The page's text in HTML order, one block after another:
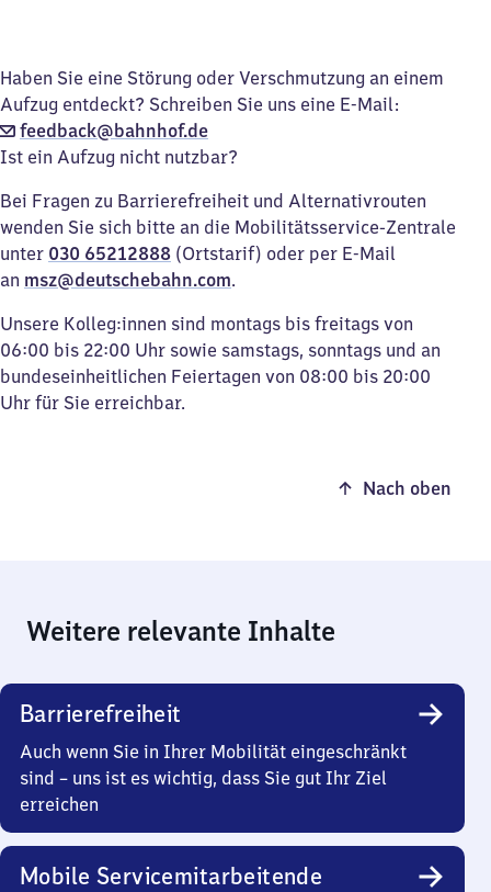
Haben Sie eine Störung oder Verschmutzung an einem
Aufzug entdeckt? Schreiben Sie uns eine E-Mail:
feedback@bahnhof.de
Ist ein Aufzug nicht nutzbar?
Bei Fragen zu Barrierefreiheit und Alternativrouten
wenden Sie sich bitte an die Mobilitätsservice-Zentrale
unter 030 65212888 (Ortstarif) oder per E-Mail
an msz@deutschebahn.com.
Unsere Kolleg:innen sind montags bis freitags von
06:00 bis 22:00 Uhr sowie samstags, sonntags und an
bundeseinheitlichen Feiertagen von 08:00 bis 20:00
Uhr für Sie erreichbar.
Nach oben
Weitere relevante Inhalte
Barrierefreiheit
Auch wenn Sie in Ihrer Mobilität eingeschränkt
sind – uns ist es wichtig, dass Sie gut Ihr Ziel
erreichen
Mobile Servicemitarbeitende